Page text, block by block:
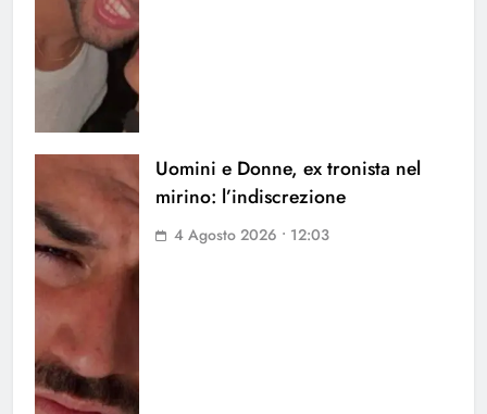
Uomini e Donne, ex tronista nel
mirino: l’indiscrezione
4 Agosto 2026 • 12:03